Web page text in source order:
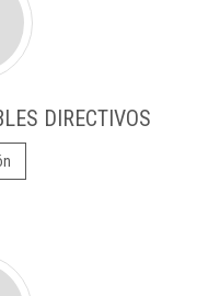
DIRECTIVOS